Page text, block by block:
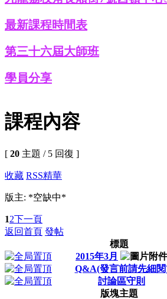
最新課程時間表
第三十六屆大師班
學員分享
課程內容
[ 20 主題 / 5 回復 ]
收藏 RSS精華
版主: *空缺中*
12下一頁
返回首頁 發帖
標題
2015年3月
Q&A(發言前請先細閱
討論區守則
版塊主題